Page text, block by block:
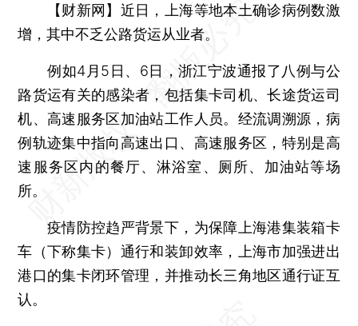
【财新网】 近日，上海等地本土确诊病例数激
增，其中不乏公路货运从业者。
例如4月5日、6日，浙江宁波通报了八例与公
路货运有关的感染者，包括集卡司机、长途货运司
机、高速服务区加油站工作人员。经流调溯源，病
例轨迹集中指向高速出口、高速服务区，特别是高
速服务区内的餐厅、淋浴室、厕所、加油站等场
所。
疫情防控趋严背景下，为保障上海港集装箱卡
车（下称集卡）通行和装卸效率，上海市加强进出
港口的集卡闭环管理，并推动长三角地区通行证互
认。